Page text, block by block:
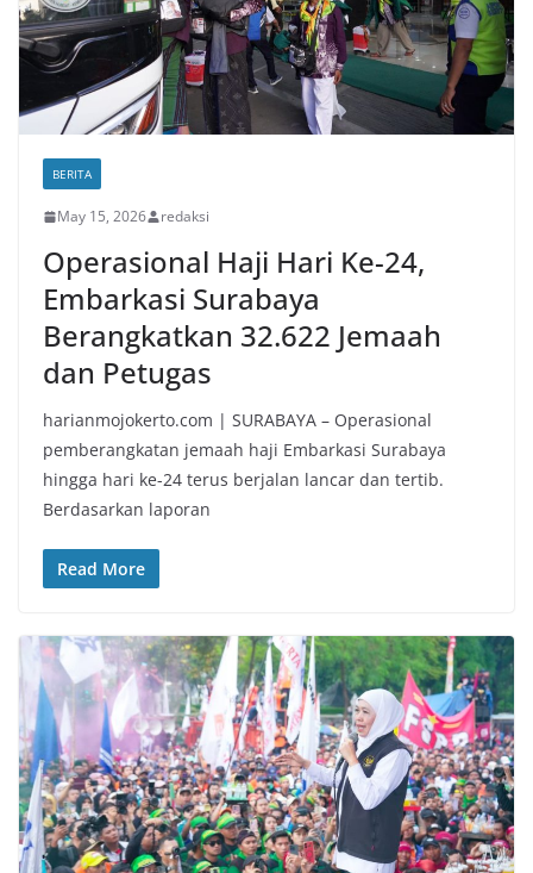
BERITA
May 15, 2026 redaksi
Operasional Haji Hari Ke-24,
Embarkasi Surabaya
Berangkatkan 32.622 Jemaah
dan Petugas
harianmojokerto.com | SURABAYA – Operasional
pemberangkatan jemaah haji Embarkasi Surabaya
hingga hari ke-24 terus berjalan lancar dan tertib.
Berdasarkan laporan
Read More